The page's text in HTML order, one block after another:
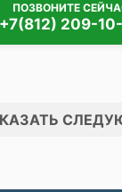
ПОЗВОНИТЕ
+7(812) 209-